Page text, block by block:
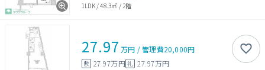
1LDK/48.3㎡ /2階
27.97 万円 /管理費20,000円
敷 27.97万円礼 27.97万円